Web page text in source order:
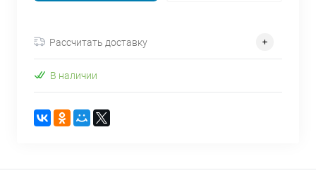
Рассчитать доставку
В наличии